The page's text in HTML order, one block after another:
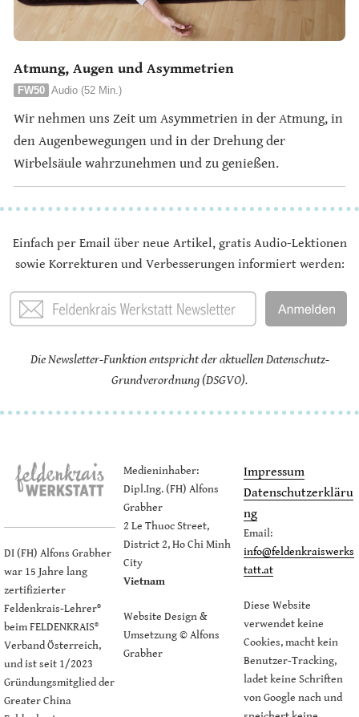
Atmung, Augen und Asymmetrien
FW50 Audio (52 Min.)
Wir nehmen uns Zeit um Asymmetrien in der Atmung, in
den Augenbewegungen und in der Drehung der
Wirbelsäule wahrzunehmen und zu genießen.
Einfach per Email über neue Artikel, gratis Audio-Lektionen
sowie Korrekturen und Verbesserungen informiert werden:
Die Newsletter-Funktion entspricht der aktuellen Datenschutz-
Grundverordnung (DSGVO).
DI (FH) Alfons Grabher
war 15 Jahre lang
zertifizierter
Feldenkrais-Lehrer®
beim FELDENKRAIS®
Verband Österreich,
und ist seit 1/2023
Gründungsmitglied der
Greater China
Medieninhaber:
Dipl.Ing. (FH) Alfons
Grabher
2 Le Thuoc Street,
District 2, Ho Chi Minh
City
Vietnam
Website Design &
Umsetzung © Alfons
Grabher
Impressum
Datenschutzerkläru
ng
Email:
info@feldenkraiswerks
tatt.at
Diese Website
verwendet keine
Cookies, macht kein
Benutzer-Tracking,
ladet keine Schriften
von Google nach und